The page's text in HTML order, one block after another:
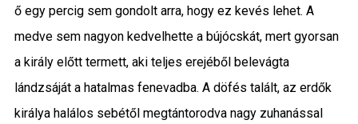
ő egy percig sem gondolt arra, hogy ez kevés lehet. A
medve sem nagyon kedvelhette a bújócskát, mert gyorsan
a király előtt termett, aki teljes erejéből belevágta
lándzsáját a hatalmas fenevadba. A döfés talált, az erdők
királya halálos sebétől megtántorodva nagy zuhanással